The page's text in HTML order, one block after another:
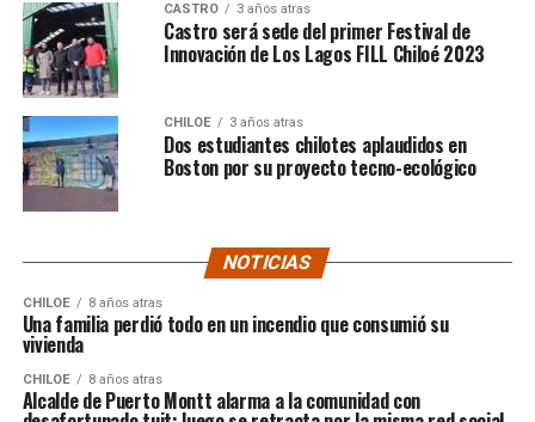
CASTRO 3 años atras
Castro será sede del primer Festival de
Innovación de Los Lagos FILL Chiloé 2023
CHILOE 3 años atras
Dos estudiantes chilotes aplaudidos en
Boston por su proyecto tecno-ecológico
NOTICIAS
CHILOE 8 años atras
Una familia perdió todo en un incendio que consumió su
vivienda
CHILOE 8 años atras
Alcalde de Puerto Montt alarma a la comunidad con